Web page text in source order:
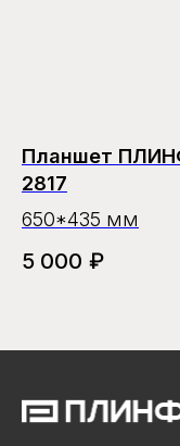
Планшет
2817
650*435 мм
5 000 ₽